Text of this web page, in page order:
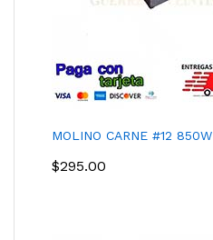
MOLINO CARNE #12 850W
$295.00